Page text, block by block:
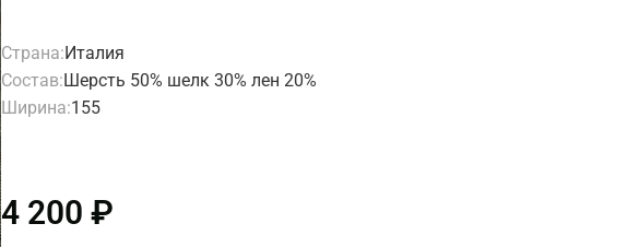
Страна:Италия
Состав:Шерсть 50% шелк 30% лен 20%
Ширина:155
4 200 ₽